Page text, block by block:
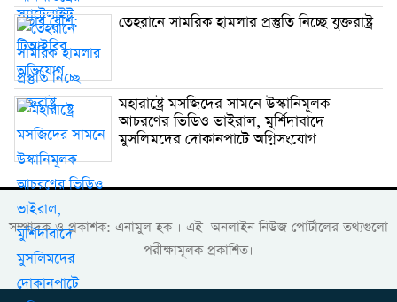
তেহরানে সামরিক হামলার প্রস্তুতি নিচ্ছে যুক্তরাষ্ট্র
মহারাষ্ট্রে মসজিদের সামনে উস্কানিমূলক
আচরণের ভিডিও ভাইরাল, মুর্শিদাবাদে
মুসলিমদের দোকানপাটে অগ্নিসংযোগ
সম্পাদক ও প্রকাশক: এনামুল হক । এই অনলাইন নিউজ পোর্টালের তথ্যগুলো
পরীক্ষামূলক প্রকাশিত।